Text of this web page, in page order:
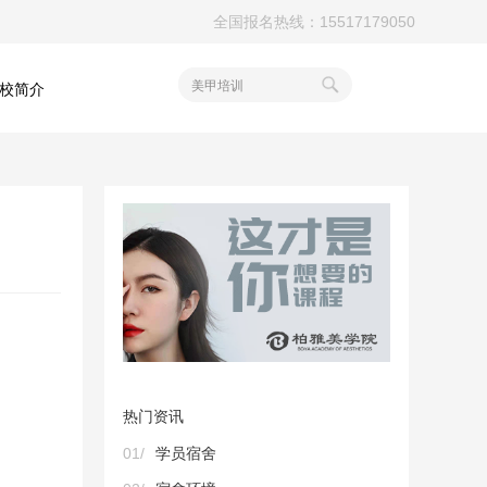
全国报名热线：15517179050
简介 美甲培训
热门资讯
01/ 学员宿舍